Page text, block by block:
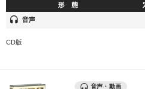
形 態
headset 音声
CD版
音声・動画